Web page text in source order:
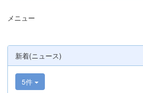
明、探究発表などの運営に携わりまし
なお、本校は今年度、群馬県教育委
らSAH+ Leading Schoolに認定されて
す。富岡高校は、これからも「自ら考
断し、行動できる生徒の育成」に取り
まいります。
メニュー
新着(ニュース)
5件